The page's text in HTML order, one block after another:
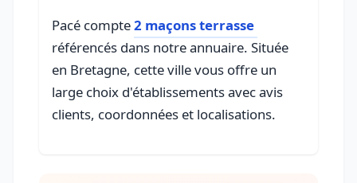
Pacé compte2 maçons terrasse
référencés dans notre annuaire. Située
en Bretagne, cette ville vous offre un
large choix d'établissements avec avis
clients, coordonnées et localisations.